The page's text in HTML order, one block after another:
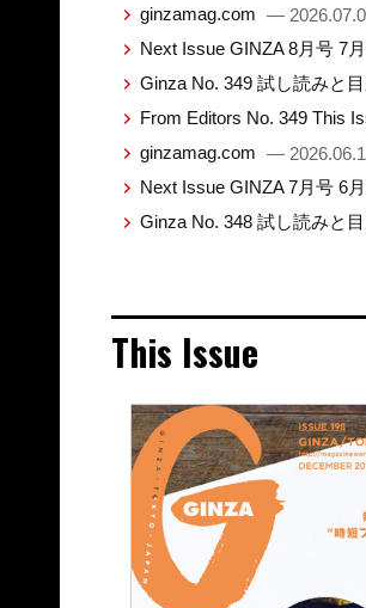
ginzamag.com —
Next Issue GINZA 8月号 7
Ginza No. 349 試し読みと
From Editors No. 349 This
ginzamag.com —
Next Issue GINZA 7月号 6
Ginza No. 348 試し読みと
This Issue